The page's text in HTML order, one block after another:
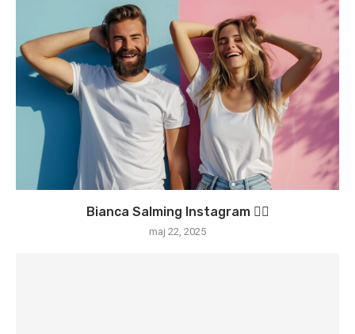
Bianca Salming Instagram 🏃‍♀️
maj 22, 2025